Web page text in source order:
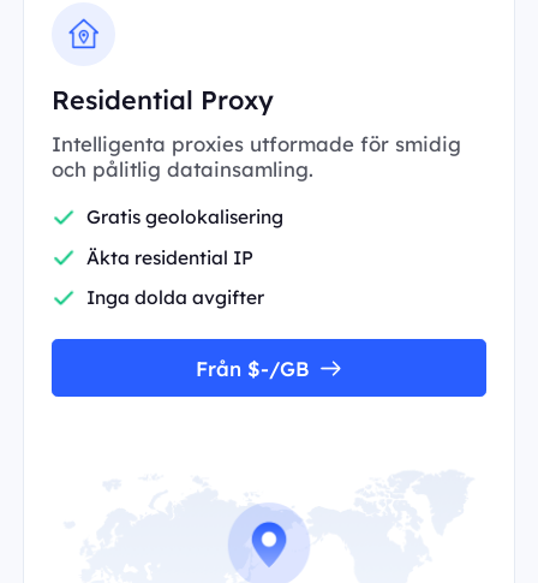
Residential Proxy
Intelligenta proxies utformade för smidig
och pålitlig datainsamling.
Gratis geolokalisering
Äkta residential IP
Inga dolda avgifter
Från $-/GB